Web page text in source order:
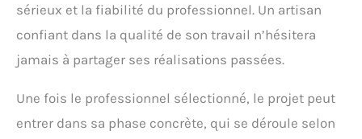
sérieux et la fiabilité du professionnel. Un artisan
confiant dans la qualité de son travail n’hésitera
jamais à partager ses réalisations passées.
Une fois le professionnel sélectionné, le projet peut
entrer dans sa phase concrète, qui se déroule selon